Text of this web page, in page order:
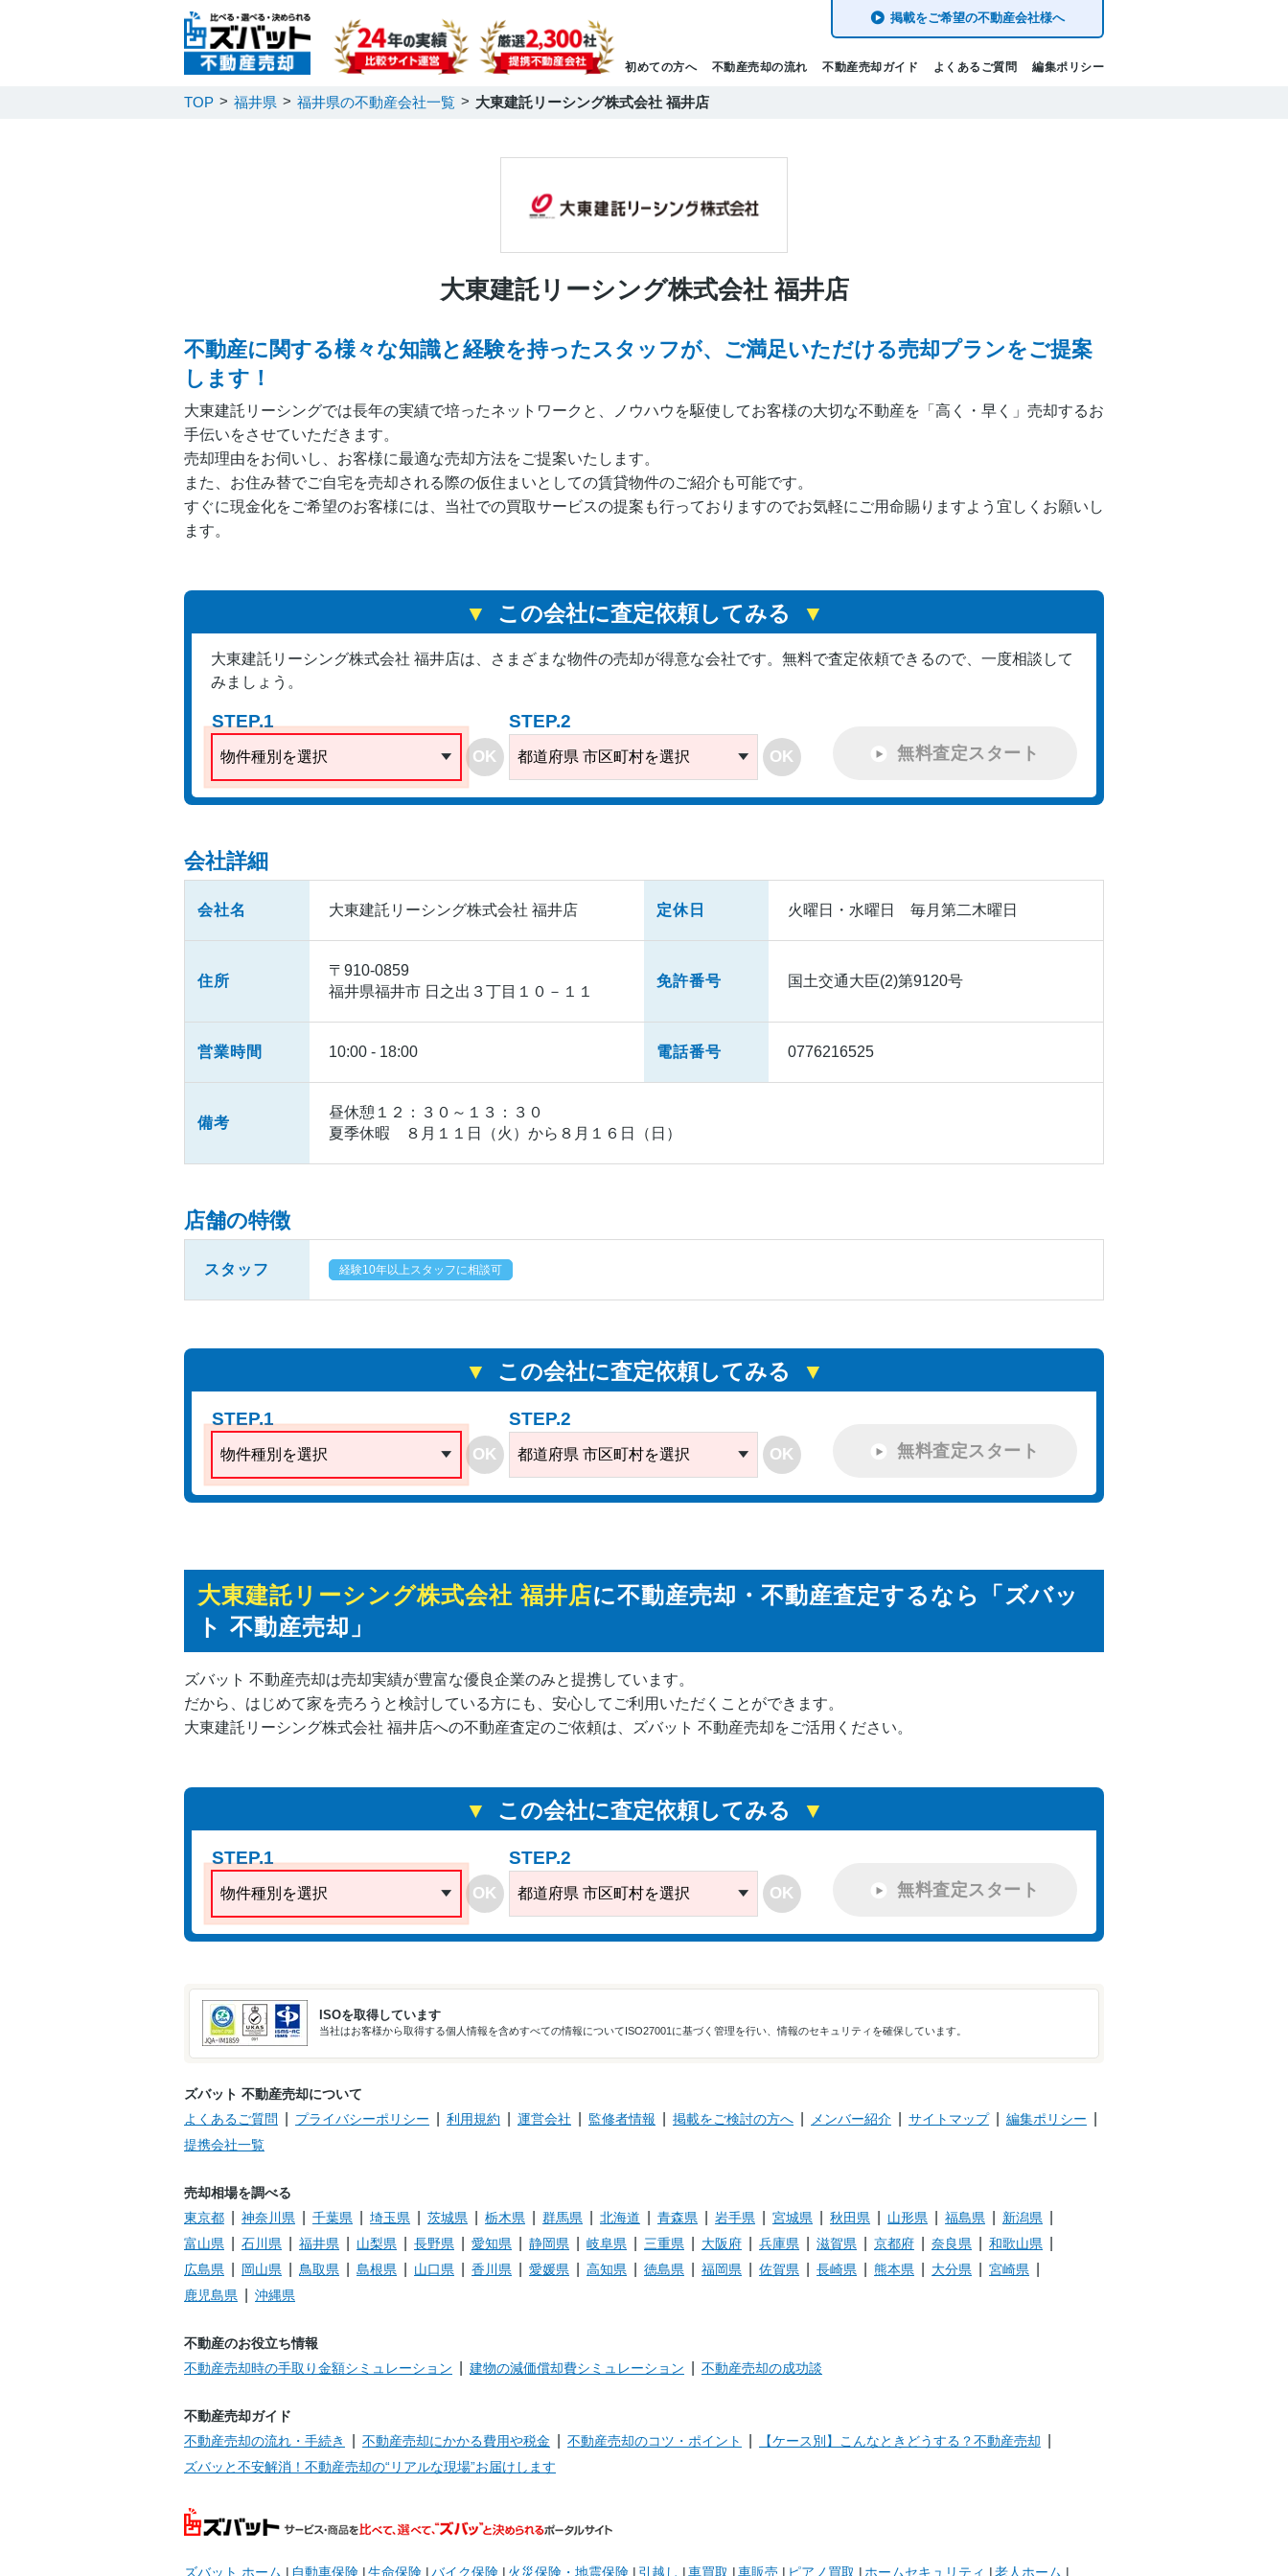
初めての方へ 不動産売却の流れ 不動産売却ガイド よくあるご質問 編集ポリシー
掲載をご希望の不動産会社様へ
TOP 福井県 福井県の不動産会社一覧 大東建託リーシング株式会社 福井店
大東建託リーシング株式会社 福井店
不動産に関する様々な知識と経験を持ったスタッフが、ご満足いただける売却プランをご提案
します！
大東建託リーシングでは長年の実績で培ったネットワークと、ノウハウを駆使してお客様の大切な不動産を「高く・早く」売却するお
手伝いをさせていただきます。
売却理由をお伺いし、お客様に最適な売却方法をご提案いたします。
また、お住み替でご自宅を売却される際の仮住まいとしての賃貸物件のご紹介も可能です。
すぐに現金化をご希望のお客様には、当社での買取サービスの提案も行っておりますのでお気軽にご用命賜りますよう宜しくお願いし
ます。
この会社に査定依頼してみる
大東建託リーシング株式会社 福井店は、 さまざまな物件の売却が得意な会社です。 無料で査定依頼できるので、一度相談して
みましょう。
STEP.1
物件種別を選択 OK
STEP.2
都道府県 市区町村を選択 OK 無料査定スタート
会社詳細
会社名 大東建託リーシング株式会社 福井店 定休日 火曜日・水曜日 毎月第二木曜日
住所
〒910-0859
福井県福井市 日之出３丁目１０－１１
免許番号 国土交通大臣(2)第9120号
営業時間 10:00 - 18:00 電話番号 0776216525
備考
昼休憩１２：３０～１３：３０
夏季休暇 ８月１１日（火）から８月１６日（日）
店舗の特徴
スタッフ 経験10年以上スタッフに相談可
この会社に査定依頼してみる
STEP.1
物件種別を選択 OK
STEP.2
都道府県 市区町村を選択 OK 無料査定スタート
大東建託リーシング株式会社 福井店に不動産売却・不動産査定するなら「ズバッ
ト 不動産売却」
ズバット 不動産売却は売却実績が豊富な優良企業のみと提携しています。
だから、はじめて家を売ろうと検討している方にも、安心してご利用いただくことができます。
大東建託リーシング株式会社 福井店への不動産査定のご依頼は、ズバット 不動産売却をご活用ください。
この会社に査定依頼してみる
STEP.1
物件種別を選択 OK
STEP.2
都道府県 市区町村を選択 OK 無料査定スタート
ISOを取得しています
当社はお客様から取得する個人情報を含めすべての情報についてISO27001に基づく管理を行い、情報のセキュリティを確保しています。
ズバット 不動産売却について
よくあるご質問
プライバシーポリシー 利用規約 運営会社 監修者情報 掲載をご検討の方へ メンバー紹介 サイトマップ
編集ポリシー
提携会社一覧
売却相場を調べる
東京都
神奈川県 千葉県 埼玉県 茨城県 栃木県 群馬県 北海道 青森県 岩手県 宮城県 秋田県 山形県 福島県
新潟県
富山県
石川県 福井県 山梨県 長野県 愛知県 静岡県 岐阜県 三重県 大阪府 兵庫県 滋賀県 京都府 奈良県
和歌山県
広島県
岡山県 鳥取県 島根県 山口県 香川県 愛媛県 高知県 徳島県 福岡県 佐賀県 長崎県 熊本県 大分県
宮崎県
鹿児島県
沖縄県
不動産のお役立ち情報
不動産売却時の手取り金額シミュレーション
建物の減価償却費シミュレーション 不動産売却の成功談
不動産売却ガイド
不動産売却の流れ・手続き
不動産売却にかかる費用や税金 不動産売却のコツ・ポイント
【ケース別】こんなときどうする？不動産売却
ズバッと不安解消！不動産売却の“リアルな現場”お届けします
ズバット ホーム 自動車保険 生命保険 バイク保険 火災保険・地震保険 引越し 車買取 車販売 ピアノ買取 ホームセキュリティ 老人ホーム